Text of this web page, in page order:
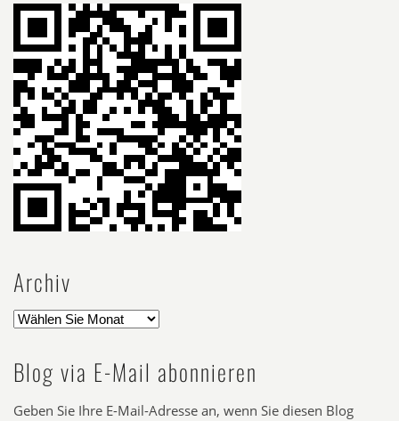
Archiv
Blog via E-Mail abonnieren
Geben Sie Ihre E-Mail-Adresse an, wenn Sie diesen Blog